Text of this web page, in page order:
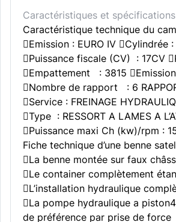
Caractéristiques et spécifications
Caractéristique technique du
Emission : EURO IV Cylindrée :
Puissance fiscale (CV) : 17CV
Empattement : 3815 Emission
Nombre de rapport : 6
Service : FREINAGE
Type : RESSORT A LAMES A
Puissance maxi Ch (kw)/rpm :
Fiche technique d’une benne
La benne montée sur faux
Le container complètement
L’installation hydraulique
La pompe hydraulique a
de préférence par prise de force